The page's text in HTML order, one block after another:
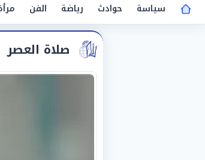
سياسة
حوادث رياضة الفن
صلاة العصر